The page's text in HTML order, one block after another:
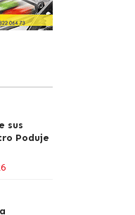
sus
Poduje